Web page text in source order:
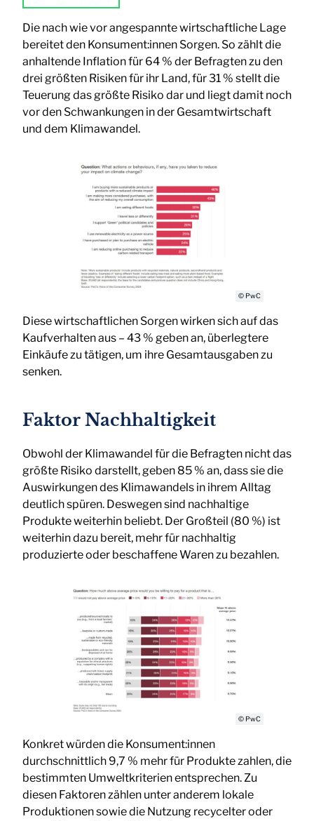
Die nach wie vor angespannte wirtschaftliche Lage
bereitet den Konsument:innen Sorgen. So zählt die
anhaltende Inflation für 64 % der Befragten zu den
drei größten Risiken für ihr Land, für 31 % stellt die
Teuerung das größte Risiko dar und liegt damit noch
vor den Schwankungen in der Gesamtwirtschaft
und dem Klimawandel.
© PwC
Diese wirtschaftlichen Sorgen wirken sich auf das
Kaufverhalten aus – 43 % geben an, überlegtere
Einkäufe zu tätigen, um ihre Gesamtausgaben zu
senken.
Faktor Nachhaltigkeit
Obwohl der Klimawandel für die Befragten nicht das
größte Risiko darstellt, geben 85 % an, dass sie die
Auswirkungen des Klimawandels in ihrem Alltag
deutlich spüren. Deswegen sind nachhaltige
Produkte weiterhin beliebt. Der Großteil (80 %) ist
weiterhin dazu bereit, mehr für nachhaltig
produzierte oder beschaffene Waren zu bezahlen.
© PwC
Konkret würden die Konsument:innen
durchschnittlich 9,7 % mehr für Produkte zahlen, die
bestimmten Umweltkriterien entsprechen. Zu
diesen Faktoren zählen unter anderem lokale
Produktionen sowie die Nutzung recycelter oder